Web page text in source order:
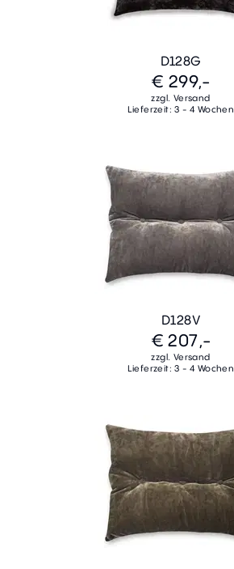
D128G
€ 299,-
zzgl. Versand
Lieferzeit: 3 - 4 Wochen
D128V
€ 207,-
zzgl. Versand
Lieferzeit: 3 - 4 Wochen